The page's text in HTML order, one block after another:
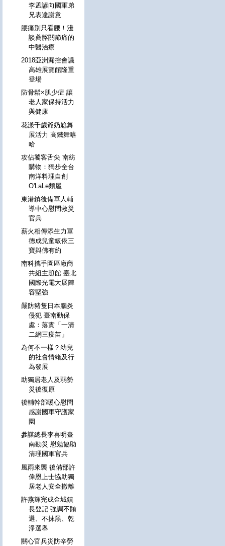
李孟諺向國軍弟
兄表達謝意
腰痛別只看腰！淺
談薦髂關節痛的
中醫治療
2018亞洲漏控會議
高雄展覽館隆重
登場
防骨鬆×肌少症 讓
老人家保持活力
與健康
花漾千歲爺奶尬舞
展活力 高鐵舞嘻
哈
攻佔饕客舌尖 南紡
購物：獨步全台
南洋料理自創
O'LaLe麵屋
東港鎮後備軍人輔
導中心慰問救災
官兵
薪火相傳添生力軍
德成兒童皈依三
寶與佛有約
南科攜手園區廠商
共組主題館 臺北
國際光電大展陣
容堅強
嚴防豬隻日本腦炎
侵犯 臺南動保
處：落實「一清
二網三疫苗」
為何不一樣？幼兒
的社會情緒及行
為發展
助獨居老人及弱勢
災後復原
後輔幹部暖心慰問
感謝國軍守護家
園
參謀總長李喜明臺
南勘災 慰勉協助
清理國軍官兵
風雨來襲 後備部許
偉恩上士協助獨
居老人安全撤離
許燕輝完成金城鎮
長登記 強調不賄
選、不抹黑、乾
淨選舉
關心官兵災防辛勞